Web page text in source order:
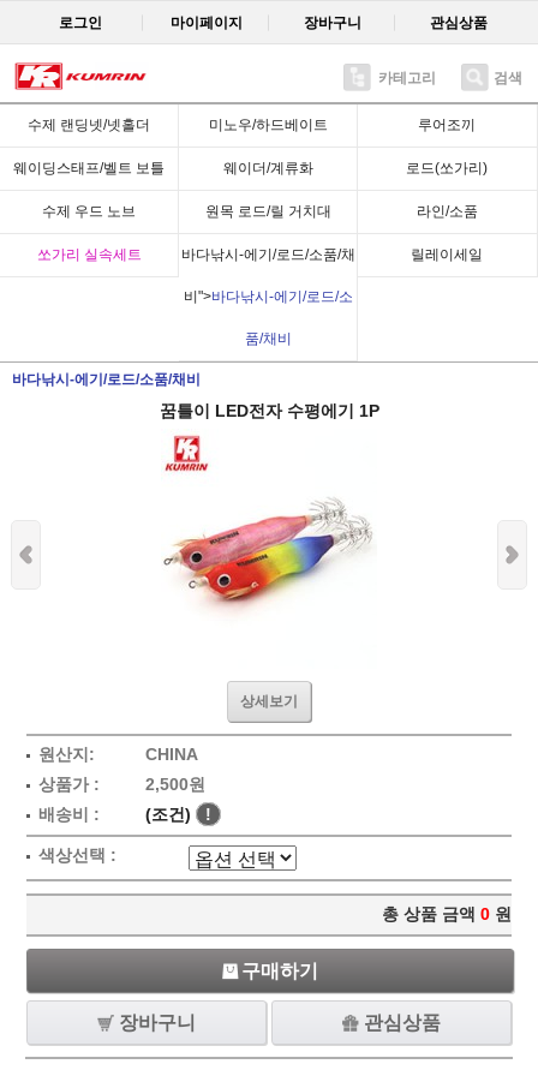
로그인 마이페이지 장바구니 관심상품
카테고리 검색
수제 랜딩넷/넷홀더 미노우/하드베이트 루어조끼
웨이딩스태프/벨트 보틀 웨이더/계류화 로드(쏘가리)
수제 우드 노브 원목 로드/릴 거치대 라인/소품
쏘가리 실속세트 바다낚시-에기/로드/소품/채
비">바다낚시-에기/로드/소
품/채비
릴레이세일
바다낚시-에기/로드/소품/채비
Recent
꿈틀이 LED전자 수평에기 1P
상세보기
원산지:
CHINA
상품가 :
2,500원
배송비 :
(조건) !
색상선택 :
총 상품 금액 0 원
구매하기
장바구니 관심상품